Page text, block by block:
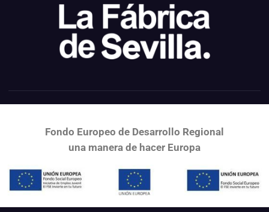
Fondo Europeo de Desarrollo Regional
una manera de hacer Europa